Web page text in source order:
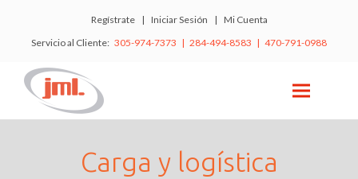
Regístrate| Iniciar Sesión | Mi Cuenta
Servicio al Cliente: 305-974-7373 | 284-494-8583 | 470-791-0988
Carga y logística